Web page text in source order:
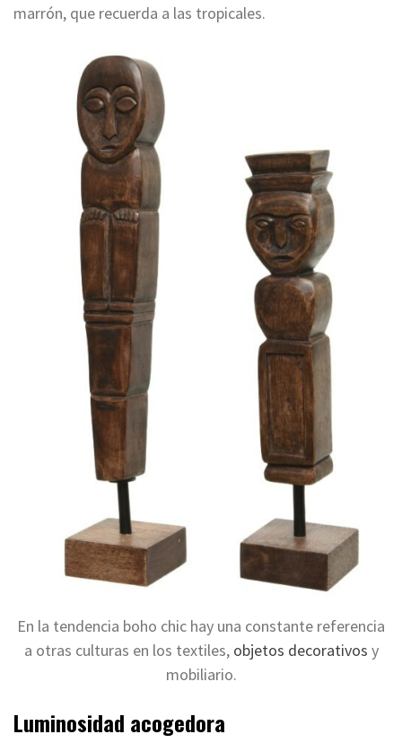
marrón, que recuerda a las tropicales.
En la tendencia boho chic hay una constante referencia
a otras culturas en los textiles, objetos decorativos y
mobiliario.
Luminosidad acogedora